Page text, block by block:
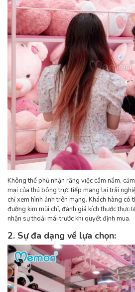
Không thể phủ nhận rằng việc cầm nắm,
mại của thú bông trực tiếp mang lại trải
chỉ xem hình ảnh trên mạng. Khách hàng có
đường kim mũi chỉ, đánh giá kích thước thực
nhận sự thoải mái trước khi quyết định mua.
2. Sự đa dạng về lựa chọn: